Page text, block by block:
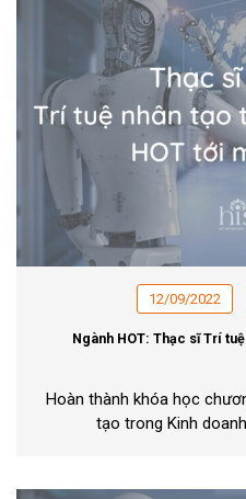
12/09/2022
Ngành HOT: Thạc sĩ Trí
Hoàn thành khóa học
tạo trong Kinh